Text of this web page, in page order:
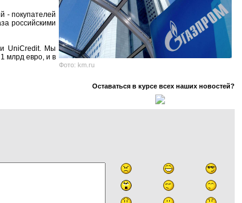
Фото: km.ru
- покупателей
российскими
и UniCredit. Мы
млрд евро, и в
Оставаться в курсе всех наших новостей?